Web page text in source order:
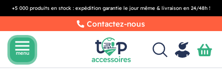
+5 000 produits en stock : expédition garantie le jour même & livraison en 24/48h !
Contactez-nous
menu
menu